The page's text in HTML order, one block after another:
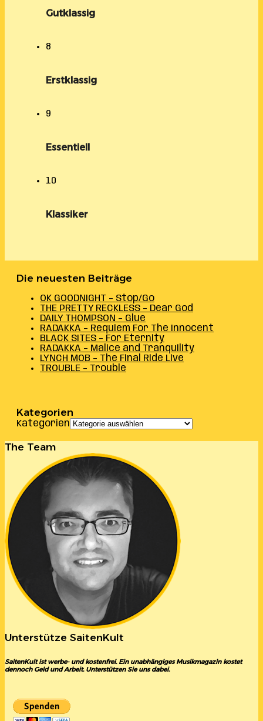
Gutklassig
8
Erstklassig
9
Essentiell
10
Klassiker
Die neuesten Beiträge
OK GOODNIGHT – Stop/Go
THE PRETTY RECKLESS – Dear God
DAILY THOMPSON – Glue
RADAKKA – Requiem For The Innocent
BLACK SITES – For Eternity
RADAKKA – Malice and Tranquility
LYNCH MOB – The Final Ride Live
TROUBLE – Trouble
Kategorien
Kategorien
The Team
Unterstütze SaitenKult
SaitenKult ist werbe- und kostenfrei. Ein unabhängiges Musikmagazin kostet
dennoch Geld und Arbeit. Unterstützen Sie uns dabei.